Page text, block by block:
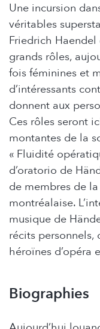
Une incursion
véritables
Friedrich
grands rôles,
fois féminines et
d’intéressants
donnent aux
Ces rôles seront
montantes de la
« Fluidité
d’oratorio de
de membres de
montréalaise.
musique de
récits personnels,
héroïnes d’opéra
Biographies